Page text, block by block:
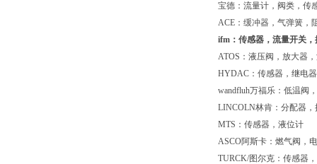
宝德：流量计，阀类，传
ACE：缓冲器，气弹簧，
ifm：传感器，流量开关，
ATOS：液压阀，放大器
HYDAC：传感器，继电
wandfluh万福乐：低温阀
LINCOLN林肯：分配器
MTS：传感器，液位计
ASCO阿斯卡：燃气阀，
TURCK/图尔克：传感器